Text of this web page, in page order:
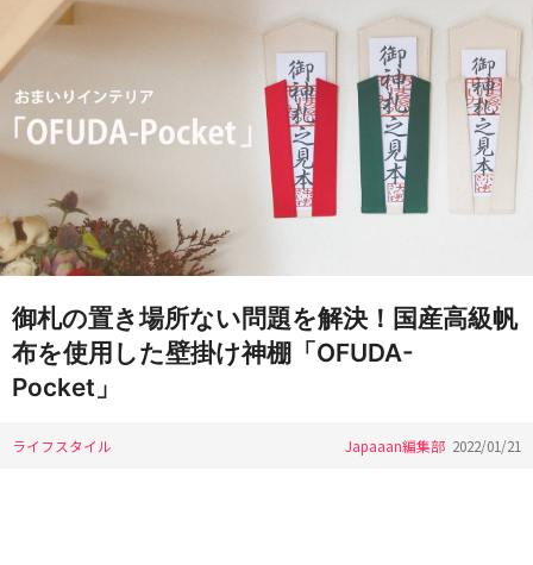
御札の置き場所ない問題を解決！国産高級帆
布を使用した壁掛け神棚「OFUDA-
Pocket」
ライフスタイル Japaaan編集部 2022/01/21